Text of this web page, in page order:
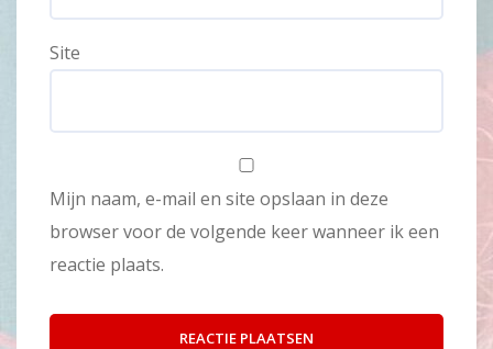
Site
Mijn naam, e-mail en site opslaan in deze
browser voor de volgende keer wanneer ik een
reactie plaats.